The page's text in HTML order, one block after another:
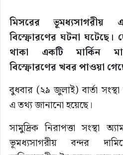
মিসরের ভূমধ্যসাগরীয়
বিস্ফোরণের ঘটনা ঘটেছে।
থাকা একটি মার্কিন
বিস্ফোরণের খবর পাওয়া
বুধবার (২৯ জুলাই) বার্তা
এ তথ্য জানানো হয়েছে।
সামুদ্রিক নিরাপত্তা সংস্থা
ভূমধ্যসাগরীয় বন্দর